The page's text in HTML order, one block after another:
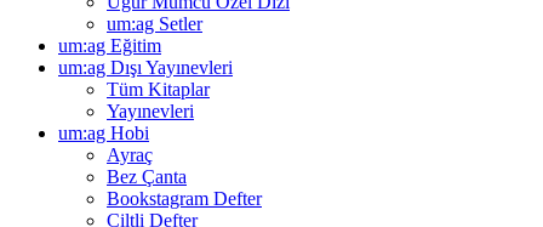
um:ag Setler
um:ag Eğitim
um:ag Dışı Yayınevleri
Tüm Kitaplar
Yayınevleri
um:ag Hobi
Ayraç
Bez Çanta
Bookstagram Defter
Ciltli Defter